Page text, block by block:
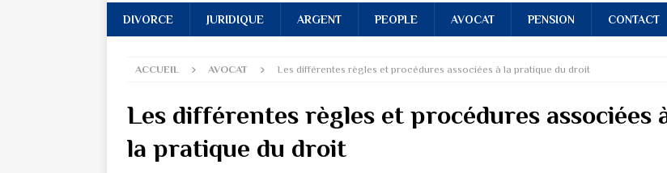
DIVORCE JURIDIQUE ARGENT PEOPLE AVOCAT PENSION CONTACT
ACCUEIL AVOCAT Les différentes règles et procédures associées à la pratique du droit
Les différentes règles et procédures associées
la pratique du droit